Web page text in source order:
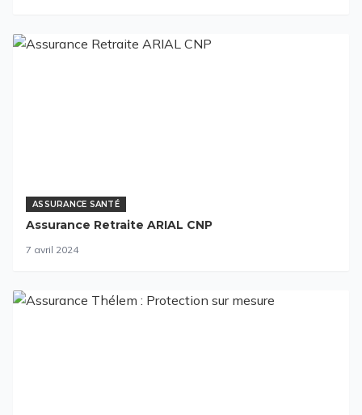
ASSURANCE SANTÉ
Assurance Retraite ARIAL CNP
7 avril 2024